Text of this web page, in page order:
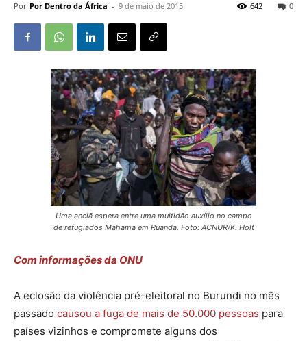
Por Por Dentro da África - 9 de maio de 2015 0
642
Uma anciã espera entre uma multidão auxílio no campo
de refugiados Mahama em Ruanda. Foto: ACNUR/K. Holt
Com informações da ONU
A eclosão da violência pré-eleitoral no Burundi no mês
passado causou a fuga de mais de 50.000 pessoas para
países vizinhos e compromete alguns dos